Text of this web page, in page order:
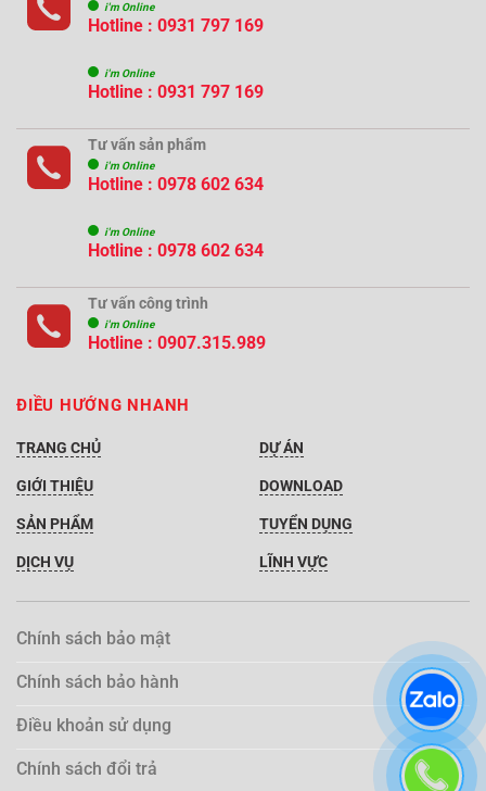
i'm Online
Hotline : 0931 797 169
i'm Online
Hotline : 0931 797 169
Tư vấn sản phẩm
i'm Online
Hotline : 0978 602 634
i'm Online
Hotline : 0978 602 634
Tư vấn công trình
i'm Online
Hotline : 0907.315.989
ĐIỀU HƯỚNG NHANH
TRANG CHỦ
GIỚI THIỆU
SẢN PHẨM
DỊCH VỤ
DỰ ÁN
DOWNLOAD
TUYỂN DỤNG
LĨNH VỰC
Chính sách bảo mật
Chính sách bảo hành
Điều khoản sử dụng
Chính sách đổi trả